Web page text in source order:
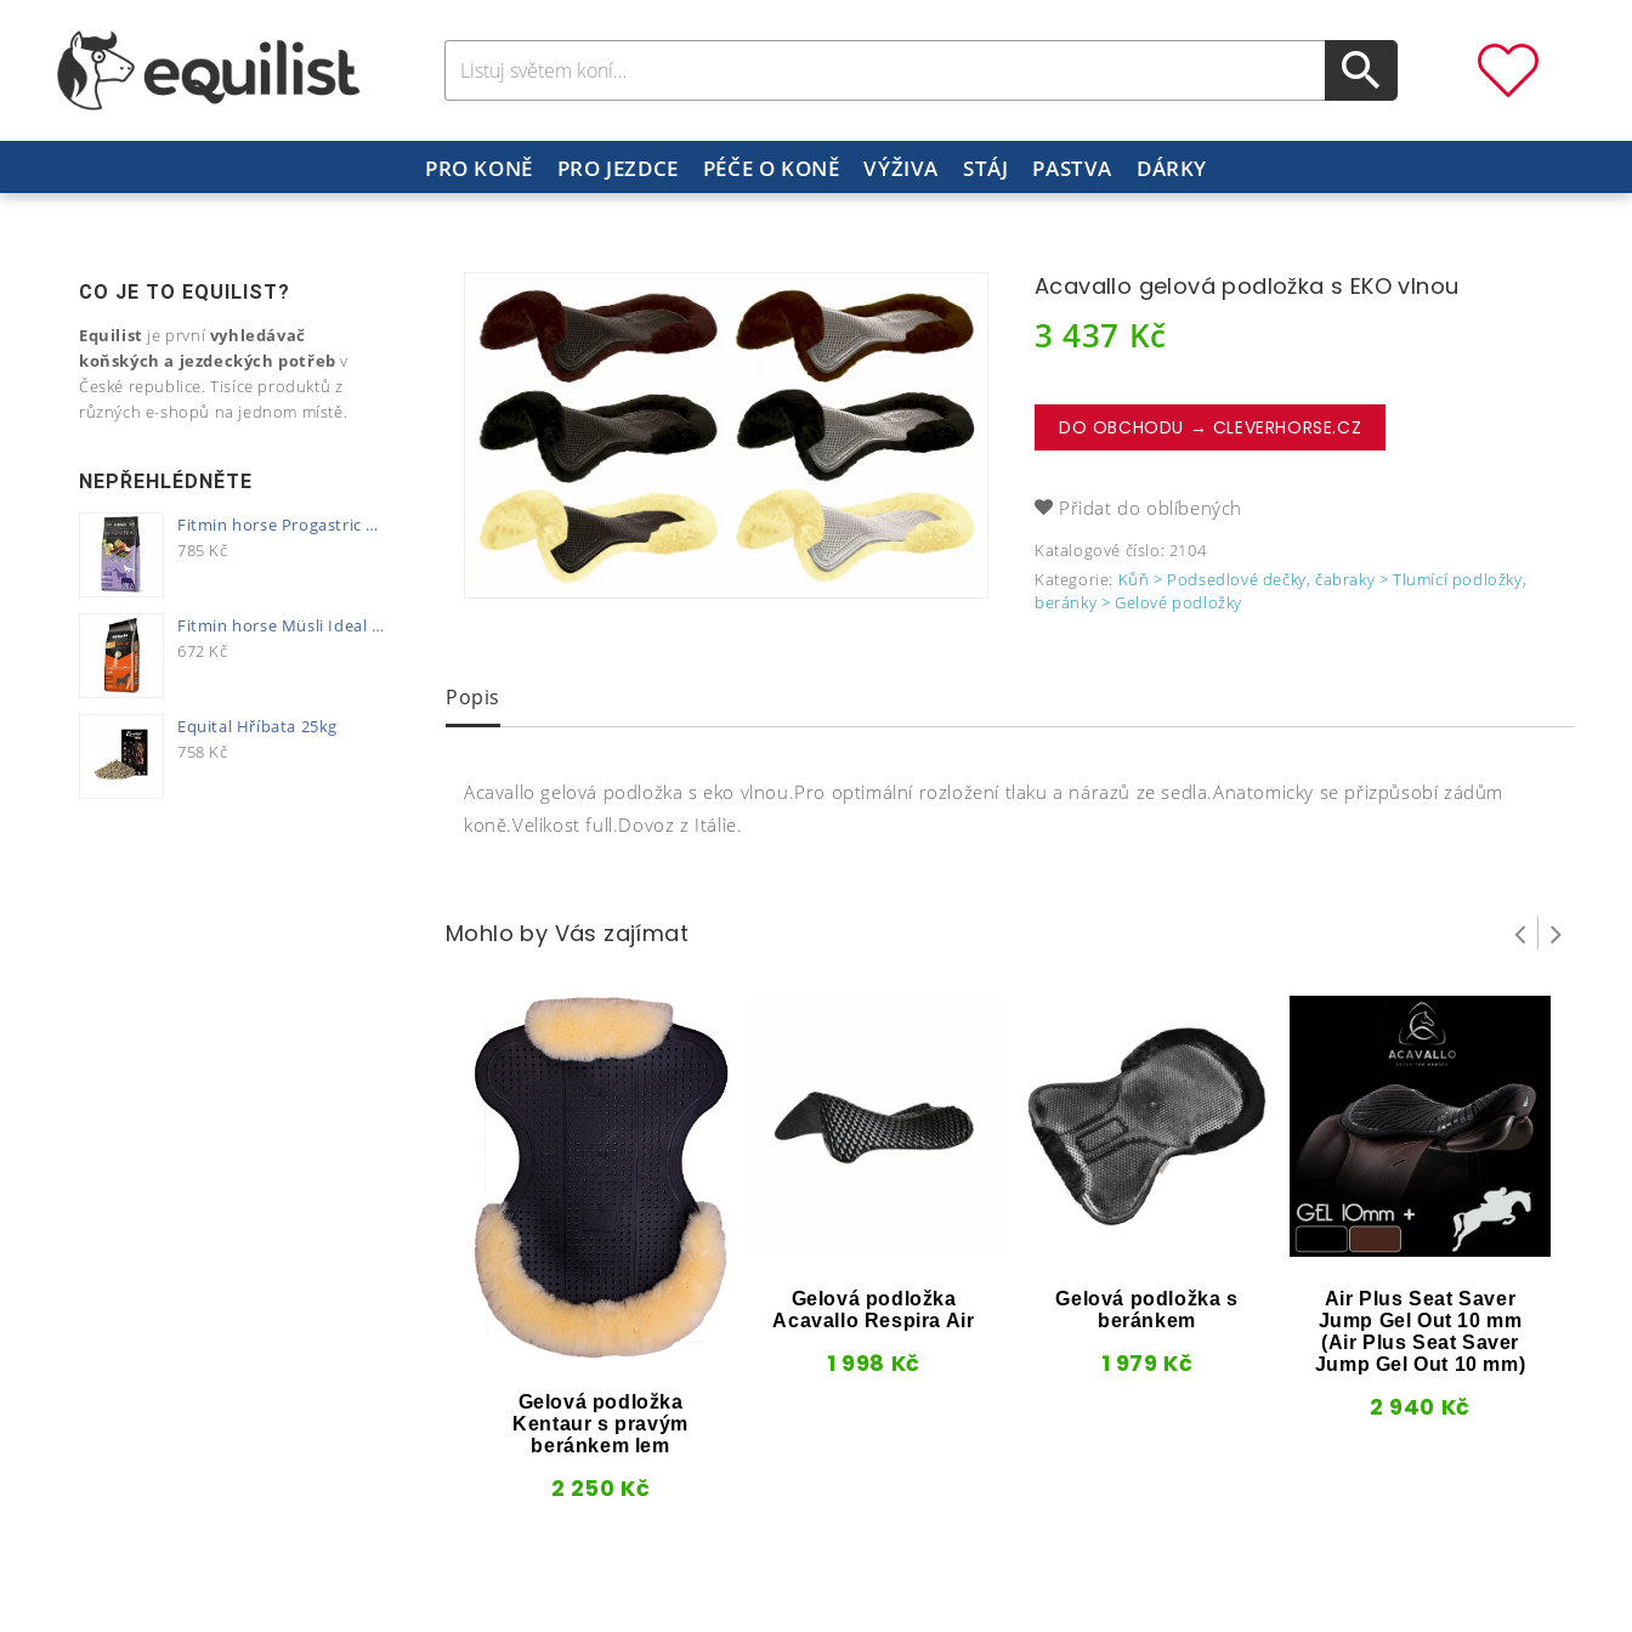
PRO KONĚ PRO JEZDCE PÉČE O KONĚ VÝŽIVA STÁJ PASTVA DÁRKY
Acavallo gelová podložka s EKO vlnou
3 437 Kč
DO OBCHODU → CLEVERHORSE.CZ
Přidat do oblíbených
Katalogové číslo: 2104
Kategorie: Kůň > Podsedlové dečky, čabraky > Tlumící podložky,
beránky > Gelové podložky
Popis
Acavallo gelová podložka s eko vlnou.Pro optimální rozložení tlaku a nárazů ze sedla.Anatomicky se přizpůsobí zádům
koně.Velikost full.Dovoz z Itálie.
Mohlo by Vás zajímat
Gelová podložka
Kentaur s pravým
beránkem lem
2 250 Kč
Gelová podložka
Acavallo Respira Air
1 998 Kč
Gelová podložka s
beránkem
1 979 Kč
Air Plus Seat Saver
Jump Gel Out 10 mm
(Air Plus Seat Saver
Jump Gel Out 10 mm)
2 940 Kč
CO JE TO EQUILIST?
Equilist je první vyhledávač
koňských a jezdeckých potřeb v
České republice. Tisíce produktů z
různých e-shopů na jednom místě.
NEPŘEHLÉDNĚTE
Fitmin horse Progastric 20kg
785 Kč
Fitmin horse Müsli Ideal 20kg
672 Kč
Equital Hříbata 25kg
758 Kč